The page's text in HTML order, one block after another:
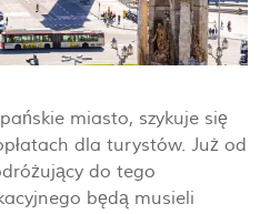
miasto, szykuje się
dla turystów. Już od
do tego
będą musieli